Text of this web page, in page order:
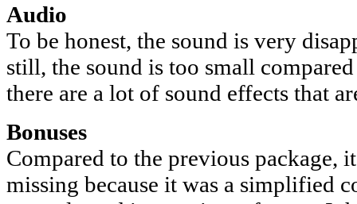
Audio
To be honest, the sound is very
still, the sound is too small
there are a lot of sound effects that
Bonuses
Compared to the previous package,
missing because it was a simplified